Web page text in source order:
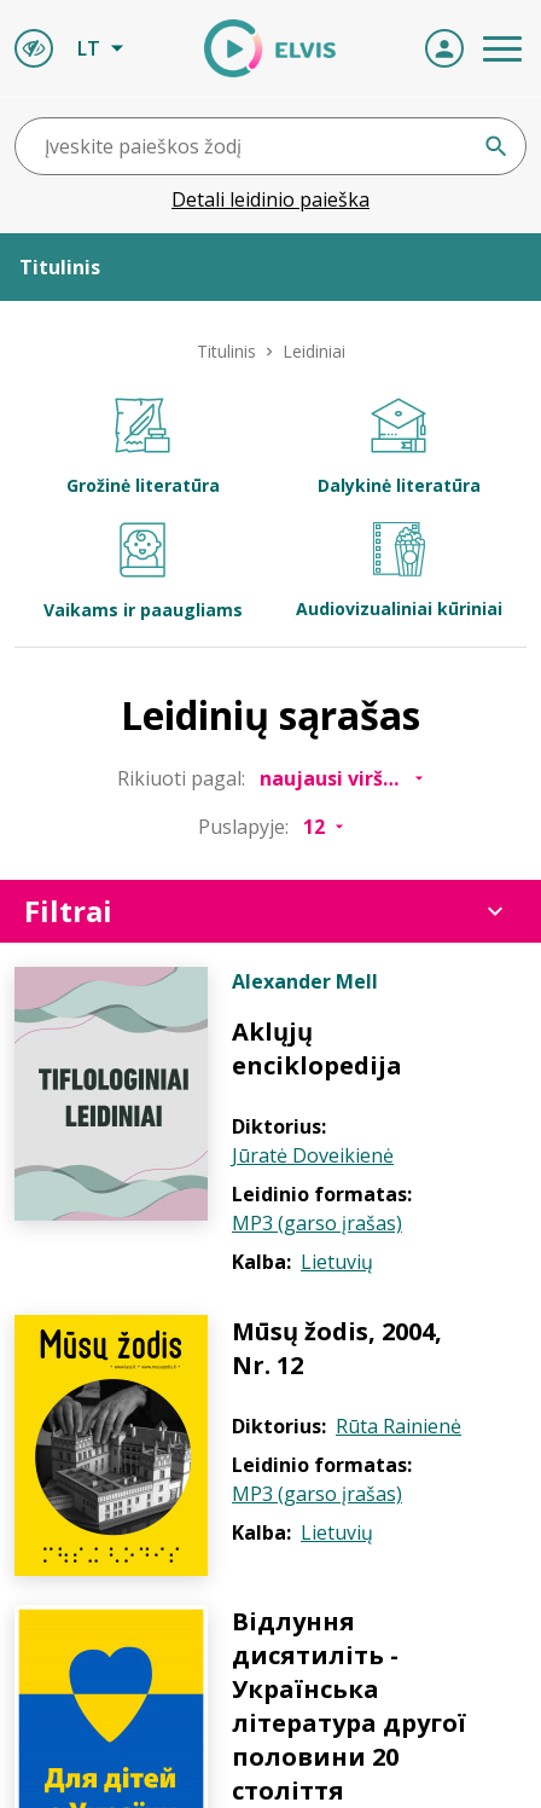
LT
Detali leidinio paieška
Titulinis
Bibliotekoms
Titulinis Leidiniai
Grožinė literatūra Dalykinė literatūra
Vaikams ir paaugliams Audiovizualiniai kūriniai
Leidinių sąrašas
Rikiuoti pagal:
Puslapyje:
Filtrai
Alexander Mell
Aklųjų
enciklopedija
Diktorius:
Jūratė Doveikienė
Leidinio formatas:
MP3 (garso įrašas)
Kalba: Lietuvių
Mūsų žodis, 2004,
Nr. 12
Diktorius: Rūta Rainienė
Leidinio formatas:
MP3 (garso įrašas)
Kalba: Lietuvių
Відлуння
дисятиліть -
Українська
література другої
половини 20
століття